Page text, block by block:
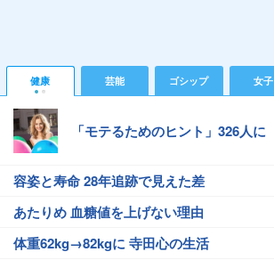
健康 芸能 ゴシップ 女子
「モテるためのヒント」326人に
容姿と寿命 28年追跡で見えた差
あたりめ 血糖値を上げない理由
体重62kg→82kgに 寺田心の生活